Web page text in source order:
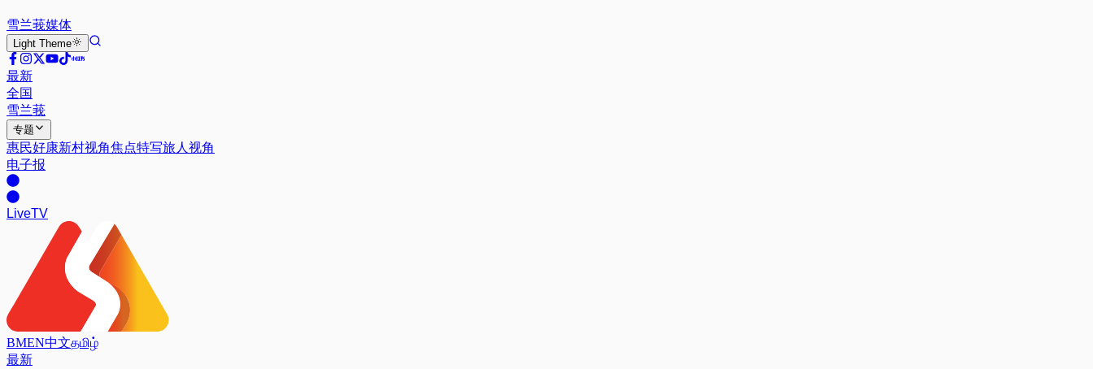
雪兰莪媒体
Light Theme
最新
全国
雪兰莪
专题
惠民好康新村视角焦点特写旅人视角
电子报
LiveTV
BMEN中文தமிழ்
最新